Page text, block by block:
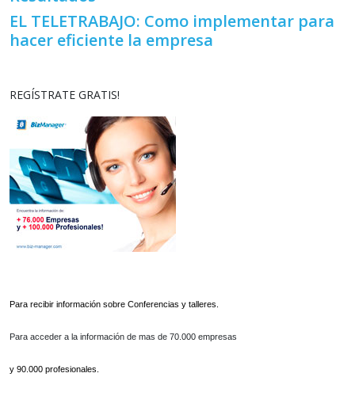
EL TELETRABAJO: Como implementar para
hacer eficiente la empresa
REGÍSTRATE GRATIS!
Para recibir información sobre Conferencias y talleres.
Para acceder a la información de mas de 70.000 empresas
y 90.000 profesionales.